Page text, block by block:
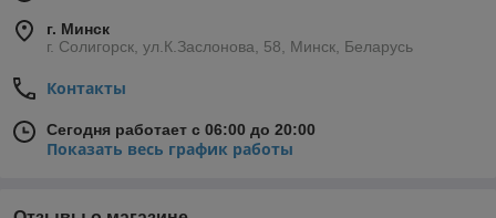
г. Минск
г. Солигорск, ул.К.Заслонова, 58, Минск, Беларусь
Контакты
Сегодня работает с 06:00 до 20:00
Показать весь график работы